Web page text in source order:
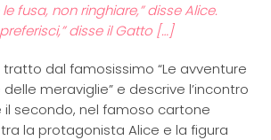
fusa, non ringhiare,” disse Alice.
disse il Gatto […]
dal famosissimo “Le avventure
meraviglie” e descrive l’incontro
il secondo, nel famoso cartone
la protagonista Alice e la figura